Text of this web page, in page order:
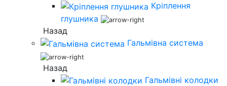
Кріплення
глушника
Назад
Гальмівна система
Назад
Гальмівні колодки